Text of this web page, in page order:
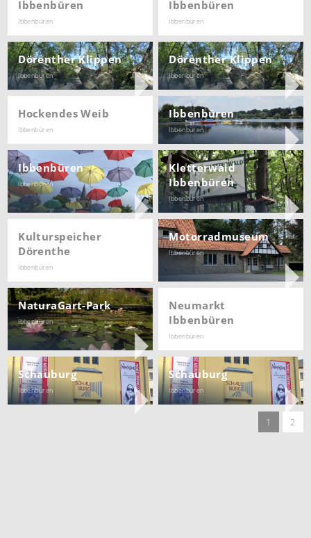
Ibbenbüren
Ibbenbüren
Ibbenbüren
Ibbenbüren
Dörenther Klippen
Ibbenbüren
Dörenther Klippen
Ibbenbüren
Hockendes Weib
Ibbenbüren
Ibbenbüren
Ibbenbüren
Ibbenbüren
Ibbenbüren
Kletterwald
Ibbenbüren
Ibbenbüren
Kulturspeicher
Dörenthe
Ibbenbüren
Motorradmuseum
Ibbenbüren
NaturaGart-Park
Ibbenbüren
Neumarkt
Ibbenbüren
Ibbenbüren
Schauburg
Ibbenbüren
Schauburg
Ibbenbüren
1 2